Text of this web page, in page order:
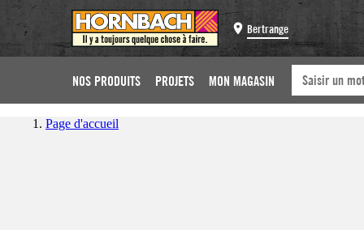
Bertrange
NOS PRODUITS PROJETS MON MAGASIN
Page d'accueil